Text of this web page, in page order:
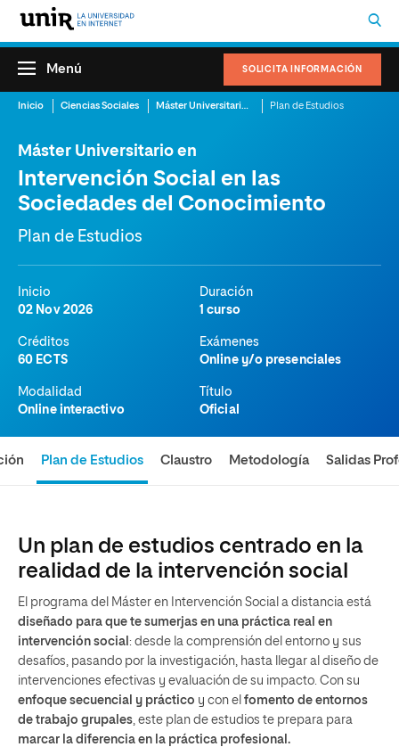
SOLICITA INFORMACIÓN
Menú
Inicio Ciencias Sociales Máster Universitario en Intervención Social en las Sociedades del Conocimiento Plan de Estudios
Máster Universitario en
Intervención Social en las
Sociedades del Conocimiento
Plan de Estudios
Inicio
02 Nov 2026
Duración
1 curso
Créditos
60 ECTS
Exámenes
Online y/o presenciales
Modalidad
Online interactivo
Título
Oficial
Plan de Estudios Claustro Metodología Salidas
Un plan de estudios centrado en la
realidad de la intervención social
El programa del Máster en Intervención Social a distancia está
diseñado para que te sumerjas en una práctica real en
intervención social : desde la comprensión del entorno y sus
desafíos, pasando por la investigación, hasta llegar al diseño de
intervenciones efectivas y evaluación de su impacto. Con su
enfoque secuencial y práctico y con el fomento de entornos
de trabajo grupales, este plan de estudios te prepara para
marcar la diferencia en la práctica profesional.